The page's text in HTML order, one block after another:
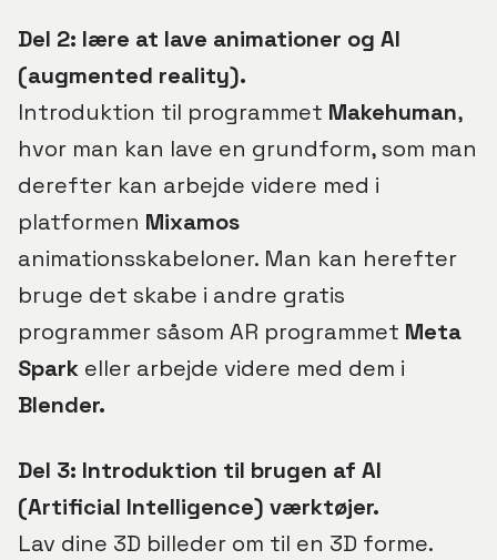
Del 2: lære at lave animationer og AI
(augmented reality).
Introduktion til programmet Makehuman,
hvor man kan lave en grundform, som man
derefter kan arbejde videre med i
platformen Mixamos
animationsskabeloner. Man kan herefter
bruge det skabe i andre gratis
programmer såsom AR programmet Meta
Spark eller arbejde videre med dem i
Blender.
Del 3: Introduktion til brugen af AI
(Artificial Intelligence) værktøjer.
Lav dine 3D billeder om til en 3D forme.